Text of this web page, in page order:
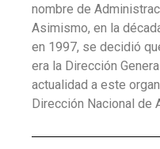
nombre de
Asimismo, en la
en 1997, se decidió
era la Dirección
actualidad a este
Dirección Nacional de